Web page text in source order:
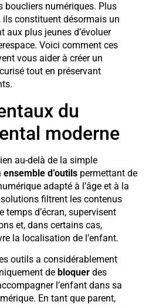
boucliers numériques. Plus
ils constituent désormais un
aux plus jeunes d’évoluer
Voici comment ces
vous aider à créer un
tout en préservant
du
moderne
au-delà de la simple
ensemble d’outils permettant de
adapté à l’âge et à la
filtrent les contenus
temps d’écran, supervisent
et, dans certains cas,
la localisation de l’enfant.
outils a considérablement
de bloquer des
l’enfant dans sa
En tant que parent,